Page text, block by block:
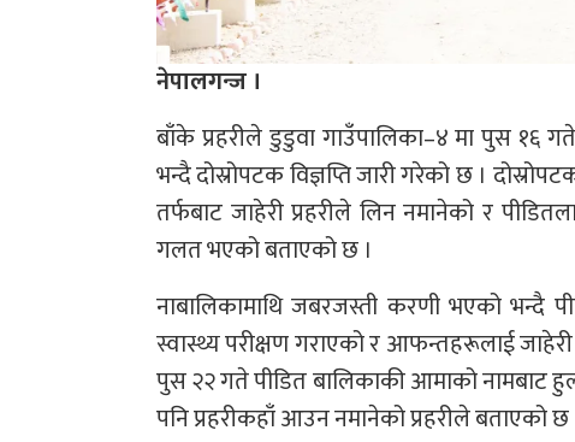
नेपालगन्ज ।
बाँके प्रहरीले डुडुवा गाउँपालिका–४ मा पुस १६
भन्दै दोस्रोपटक विज्ञप्ति जारी गरेको छ ।
तर्फबाट जाहेरी प्रहरीले लिन नमानेको र
गलत भएको बताएको छ ।
नाबालिकामाथि जबरजस्ती करणी भएको भन्दै
स्वास्थ्य परीक्षण गराएको र आफन्तहरूलाई
पुस २२ गते पीडित बालिकाकी आमाको नामबाट
पनि प्रहरीकहाँ आउन नमानेको प्रहरीले बताएको छ